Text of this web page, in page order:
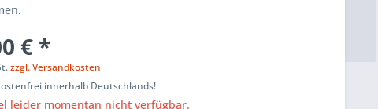
€ *
zzgl. Versandkosten
innerhalb Deutschlands!
leider momentan nicht verfügbar.